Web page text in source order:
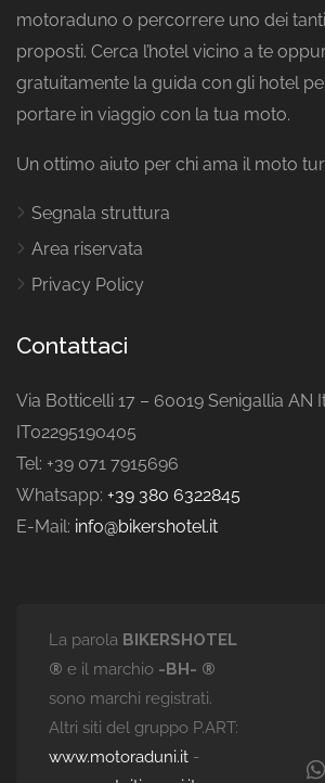
motoraduno o percorrere uno dei
proposti. Cerca l’hotel vicino a te
gratuitamente la guida con gli hotel
portare in viaggio con la tua moto.
Un ottimo aiuto per chi ama il moto
Segnala struttura
Area riservata
Privacy Policy
Contattaci
Via Botticelli 17 – 60019 Senigallia AN
IT02295190405
Tel: +39 071 7915696
Whatsapp: +39 380 6322845
E-Mail: info@bikershotel.it
La parola BIKERSHOTEL
® e il marchio -BH- ®
sono marchi registrati.
Altri siti del gruppo P.ART:
www.motoraduni.it -